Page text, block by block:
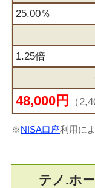
25.00％
1.25倍
48,000円 （
※NISA口座利用に
テノ.ホ